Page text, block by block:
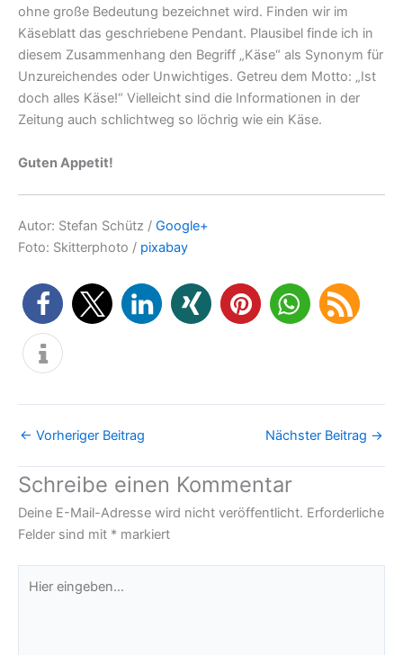
ohne große Bedeutung bezeichnet wird. Finden wir im
Käseblatt das geschriebene Pendant. Plausibel finde ich in
diesem Zusammenhang den Begriff „Käse“ als Synonym für
Unzureichendes oder Unwichtiges. Getreu dem Motto: „Ist
doch alles Käse!“ Vielleicht sind die Informationen in der
Zeitung auch schlichtweg so löchrig wie ein Käse.
Guten Appetit!
Autor: Stefan Schütz / Google+
Foto: Skitterphoto / pixabay
← Vorheriger Beitrag Nächster Beitrag →
Schreibe einen Kommentar
Deine E-Mail-Adresse wird nicht veröffentlicht. Erforderliche
Felder sind mit * markiert
eingeben…